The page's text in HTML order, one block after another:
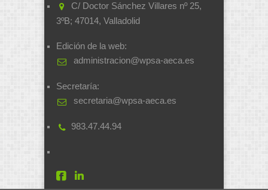
C/ Doctor Sánchez Villares nº 25,
3ºB; 47014, Valladolid
Edición de la web:
administracion@wpsa-aeca.es
Secretaría:
secretaria@wpsa-aeca.es
983.47.44.94